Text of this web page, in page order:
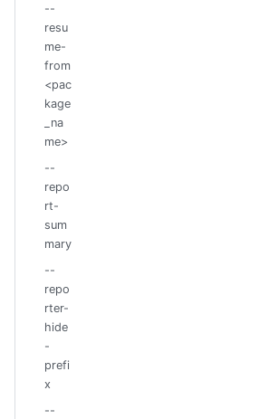
--
resu
me-
from
<pac
kage
_na
me>
--
repo
rt-
sum
mary
--
repo
rter-
hide
-
prefi
x
--